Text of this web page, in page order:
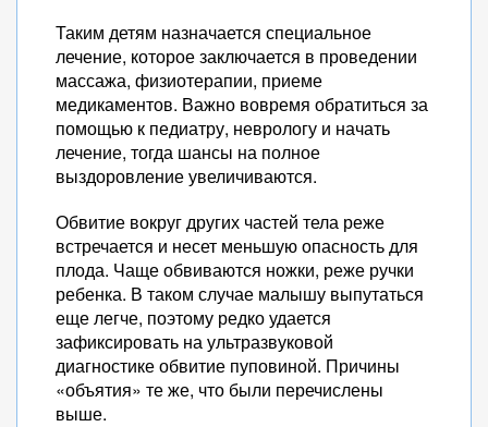
Таким детям назначается специальное
лечение, которое заключается в проведении
массажа, физиотерапии, приеме
медикаментов. Важно вовремя обратиться за
помощью к педиатру, неврологу и начать
лечение, тогда шансы на полное
выздоровление увеличиваются.
Обвитие вокруг других частей тела реже
встречается и несет меньшую опасность для
плода. Чаще обвиваются ножки, реже ручки
ребенка. В таком случае малышу выпутаться
еще легче, поэтому редко удается
зафиксировать на ультразвуковой
диагностике обвитие пуповиной. Причины
«объятия» те же, что были перечислены
выше.